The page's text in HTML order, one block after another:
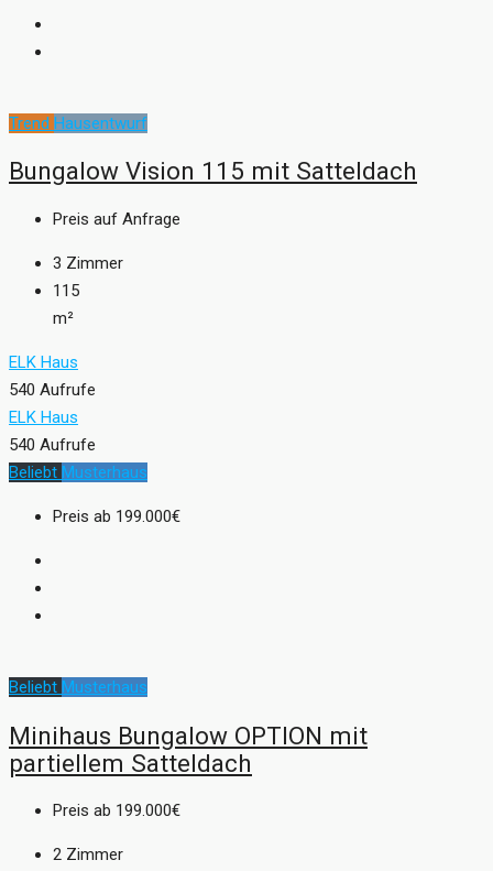
Trend Hausentwurf
Bungalow Vision 115 mit Satteldach
Preis auf Anfrage
3 Zimmer
115
m²
ELK Haus
540 Aufrufe
ELK Haus
540 Aufrufe
Beliebt Musterhaus
Preis ab 199.000€
Beliebt Musterhaus
Minihaus Bungalow OPTION mit
partiellem Satteldach
Preis ab 199.000€
2 Zimmer